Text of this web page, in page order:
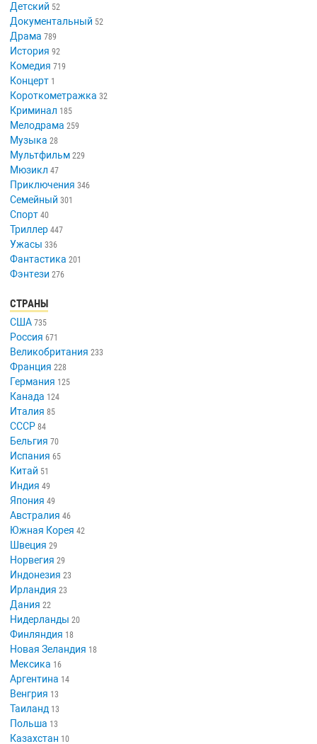
Детский 52
Документальный 52
Драма 789
История 92
Комедия 719
Концерт 1
Короткометражка 32
Криминал 185
Мелодрама 259
Музыка 28
Мультфильм 229
Мюзикл 47
Приключения 346
Семейный 301
Спорт 40
Триллер 447
Ужасы 336
Фантастика 201
Фэнтези 276
СТРАНЫ
США 735
Россия 671
Великобритания 233
Франция 228
Германия 125
Канада 124
Италия 85
СССР 84
Бельгия 70
Испания 65
Китай 51
Индия 49
Япония 49
Австралия 46
Южная Корея 42
Швеция 29
Норвегия 29
Индонезия 23
Ирландия 23
Дания 22
Нидерланды 20
Финляндия 18
Новая Зеландия 18
Мексика 16
Аргентина 14
Венгрия 13
Таиланд 13
Польша 13
Казахстан 10